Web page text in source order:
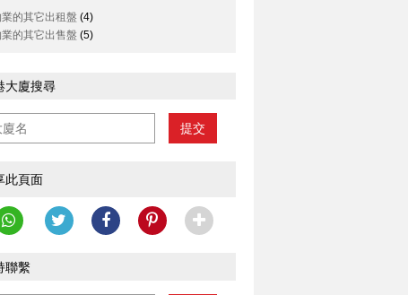
業的其它出租盤 (4)
業的其它出售盤 (5)
大廈搜尋
提交
此頁面
聯繫